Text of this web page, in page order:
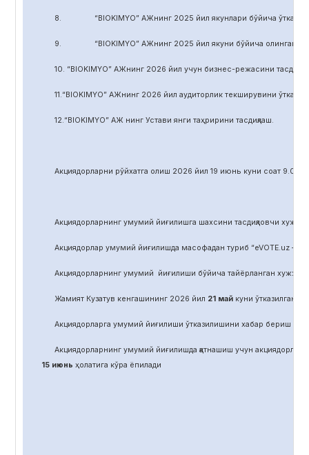
8. “BIOKIMYO” АЖнинг 2025 йил якунлари бўйича
9. “BIOKIMYO” АЖнинг 2025 йил якуни бўйича олинган соф
10. “BIOKIMYO” АЖнинг 2026 йил учун бизнес-режасини
11.“BIOKIMYO” АЖнинг 2026 йил аудиторлик текширувини
12.“BIOKIMYO” АЖ нинг Устави янги таҳририни тасдиқлаш.
Акциядорларни рўйхатга олиш 2026 йил 19 июнь куни соат 9.00
Акциядорларнинг умумий йиғилишга шахсини тасдиқловчи
Акциядорлар умумий йиғилишда масофадан туриб “eVOTE.uz –
Акциядорларнинг умумий йиғилиши бўйича тайёрланган
Жамият Кузатув кенгашининг 2026 йил 21 майкуни ўтказилган
Акциядорларга умумий йиғилиши ўтказилишини хабар бериш
Акциядорларнинг умумий йиғилишда қатнашиш учун акциядорлар
15 июнь ҳолатига кўра ёпилади